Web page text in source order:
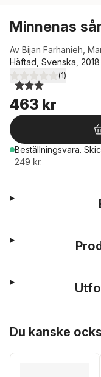
Minnenas
Av Bijan Farhanieh
Häftad, Svenska, 2018
3,0utav 5 stjärnor.
(1)
463 kr
Beställningsvara.
249 kr.
Du kanske